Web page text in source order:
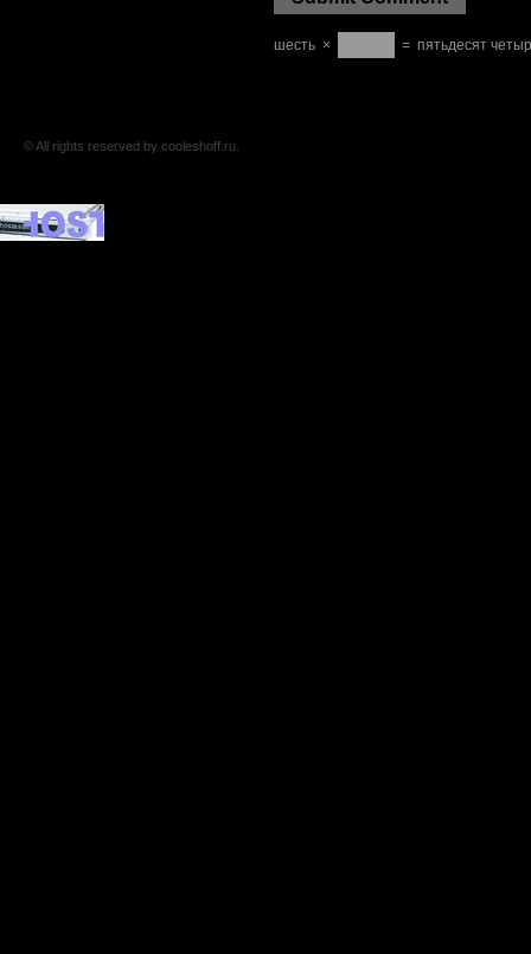
шесть × = пятьдесят
© All rights reserved by cooleshoff.ru.